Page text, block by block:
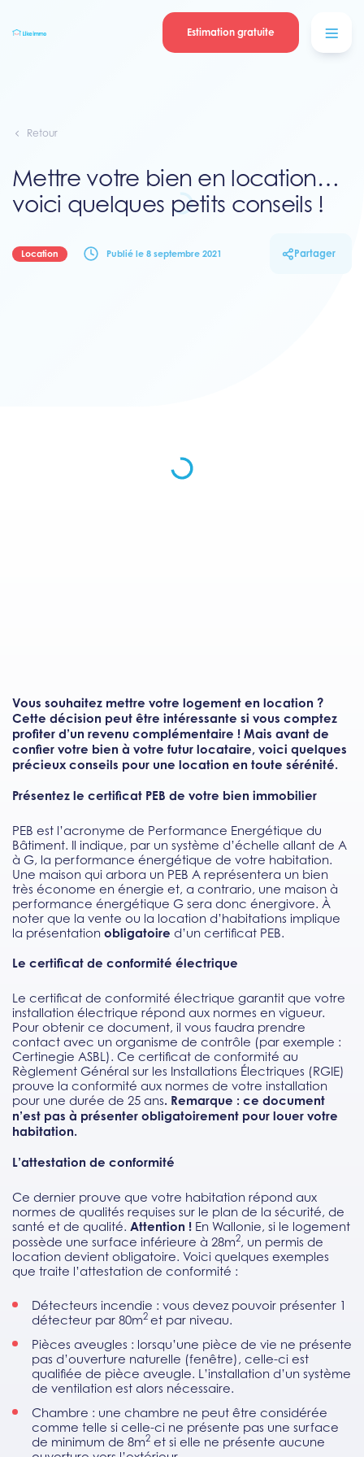
Estimation gratuite
Retour
Mettre votre bien en location…
voici quelques petits conseils !
Location Publié le 8 septembre 2021 Partager
Vous souhaitez mettre votre logement en location ?
Cette décision peut être intéressante si vous comptez
profiter d’un revenu complémentaire ! Mais avant de
confier votre bien à votre futur locataire, voici quelques
précieux conseils pour une location en toute sérénité.
Présentez le certificat PEB de votre bien immobilier
PEB est l’acronyme de Performance Energétique du
Bâtiment. Il indique, par un système d’échelle allant de A
à G, la performance énergétique de votre habitation.
Une maison qui arbora un PEB A représentera un bien
très économe en énergie et, a contrario, une maison à
performance énergétique G sera donc énergivore. À
noter que la vente ou la location d’habitations implique
la présentation obligatoire d’un certificat PEB.
Le certificat de conformité électrique
Le certificat de conformité électrique garantit que votre
installation électrique répond aux normes en vigueur.
Pour obtenir ce document, il vous faudra prendre
contact avec un organisme de contrôle (par exemple :
Certinegie ASBL). Ce certificat de conformité au
Règlement Général sur les Installations Électriques (RGIE)
prouve la conformité aux normes de votre installation
pour une durée de 25 ans. Remarque : ce document
n’est pas à présenter obligatoirement pour louer votre
habitation.
L’attestation de conformité
Ce dernier prouve que votre habitation répond aux
normes de qualités requises sur le plan de la sécurité, de
santé et de qualité. Attention ! En Wallonie, si le logement
possède une surface inférieure à 28m2, un permis de
location devient obligatoire. Voici quelques exemples
que traite l’attestation de conformité :
Détecteurs incendie : vous devez pouvoir présenter 1
détecteur par 80m2 et par niveau.
Pièces aveugles : lorsqu’une pièce de vie ne présente
pas d’ouverture naturelle (fenêtre), celle-ci est
qualifiée de pièce aveugle. L’installation d’un système
de ventilation est alors nécessaire.
Chambre : une chambre ne peut être considérée
comme telle si celle-ci ne présente pas une surface
de minimum de 8m2 et si elle ne présente aucune